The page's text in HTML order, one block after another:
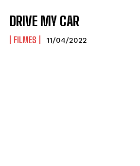
DRIVE MY CAR
FILMES 11/04/2022